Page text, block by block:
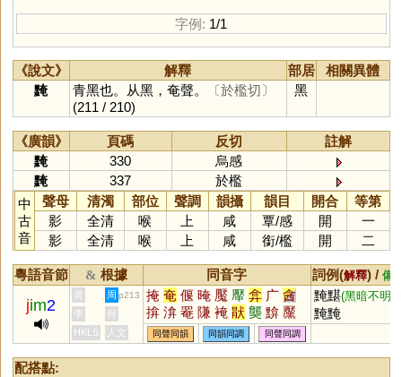
字例: 1/1
《說文》 解釋 部居
相關異體
黤
青黑也。从黑，奄聲。
〔於檻切〕
(211 / 210)
黑
《廣韻》 頁碼 反切
註解
黤
330
烏感
黤
337
於檻
中
古
音
聲母 清濁 部位 聲調 韻攝 韻目 開合
等第
影
全清 喉 上 咸 覃/感 開
一
影
全清 喉 上 咸 銜/檻 開 二
粵語音節 & 根據 同音字 詞例(解釋) / 備
jim2
黃 周 p213 掩 奄 偃 晻 魘 厴 弇 广 酓
揜 渰 罨 隒 裺 猒 龑 黭 黶
噞
黤黮(黑暗不明)
黤黤
李
何
HKLS
人文 同聲同韻 同韻同調 同聲同調
配搭點: